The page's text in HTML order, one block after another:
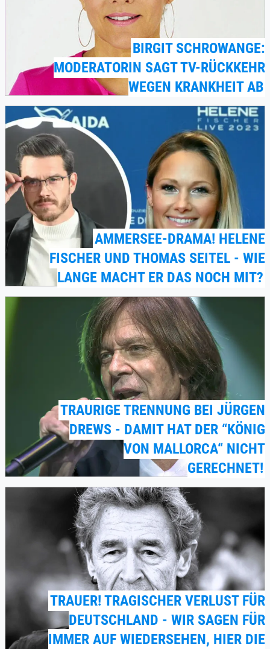
BIRGIT SCHROWANGE:
MODERATORIN SAGT TV-RÜCKKEHR
WEGEN KRANKHEIT AB
AMMERSEE-DRAMA! HELENE
FISCHER UND THOMAS SEITEL - WIE
LANGE MACHT ER DAS NOCH MIT?
TRAURIGE TRENNUNG BEI JÜRGEN
DREWS - DAMIT HAT DER “KÖNIG
VON MALLORCA“ NICHT
GERECHNET!
TRAUER! TRAGISCHER VERLUST FÜR
DEUTSCHLAND - WIR SAGEN FÜR
IMMER AUF WIEDERSEHEN, HIER DIE